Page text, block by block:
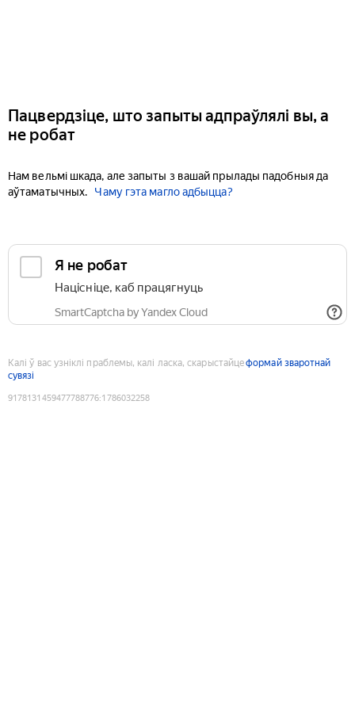
Пацвердзіце, што запыты адпраўлялі вы, а
не робат
Нам вельмі шкада, але запыты з вашай прылады падобныя да
аўтаматычных.
Чаму гэта магло адбыцца?
Я не робат
Націсніце, каб працягнуць
SmartCaptcha by Yandex Cloud
Калі ў вас узніклі праблемы, калі ласка, скарыстайцеформай зваротнай
сувязі
9178131459477788776:1786032258